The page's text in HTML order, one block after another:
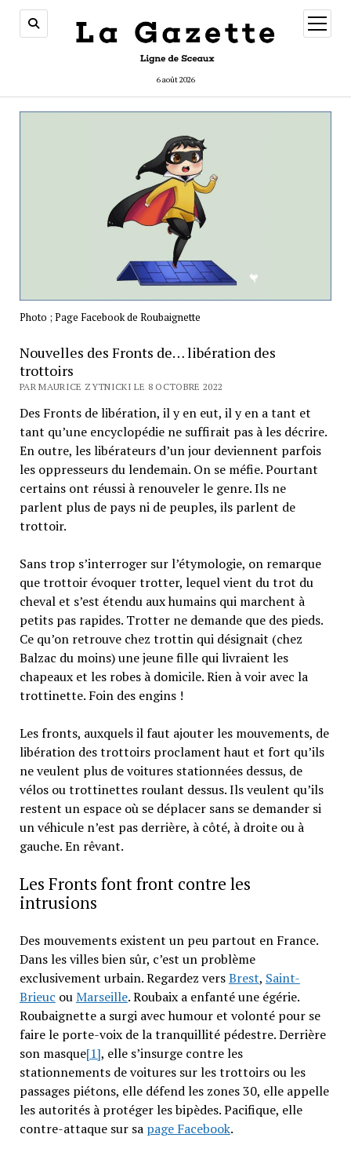
6 août 2026
ouvrir
menu
Photo ; Page Facebook de Roubaignette
Nouvelles des Fronts de… libération des
trottoirs
PAR MAURICE ZYTNICKI LE 8 OCTOBRE 2022
Des Fronts de libération, il y en eut, il y en a tant et
tant qu’une encyclopédie ne suffirait pas à les décrire.
En outre, les libérateurs d’un jour deviennent parfois
les oppresseurs du lendemain. On se méfie. Pourtant
certains ont réussi à renouveler le genre. Ils ne
parlent plus de pays ni de peuples, ils parlent de
trottoir.
Sans trop s’interroger sur l’étymologie, on remarque
que trottoir évoquer trotter, lequel vient du trot du
cheval et s’est étendu aux humains qui marchent à
petits pas rapides. Trotter ne demande que des pieds.
Ce qu’on retrouve chez trottin qui désignait (chez
Balzac du moins) une jeune fille qui livraient les
chapeaux et les robes à domicile. Rien à voir avec la
trottinette. Foin des engins !
Les fronts, auxquels il faut ajouter les mouvements, de
libération des trottoirs proclament haut et fort qu’ils
ne veulent plus de voitures stationnées dessus, de
vélos ou trottinettes roulant dessus. Ils veulent qu’ils
restent un espace où se déplacer sans se demander si
un véhicule n’est pas derrière, à côté, à droite ou à
gauche. En rêvant.
Les Fronts font front contre les
intrusions
Des mouvements existent un peu partout en France.
Dans les villes bien sûr, c’est un problème
exclusivement urbain. Regardez versBrest, Saint-
Brieuc ouMarseille. Roubaix a enfanté une égérie.
Roubaignette a surgi avec humour et volonté pour se
faire le porte-voix de la tranquillité pédestre. Derrière
son masque[1], elle s’insurge contre les
stationnements de voitures sur les trottoirs ou les
passages piétons, elle défend les zones 30, elle appelle
les autorités à protéger les bipèdes. Pacifique, elle
contre-attaque sur sa page Facebook.